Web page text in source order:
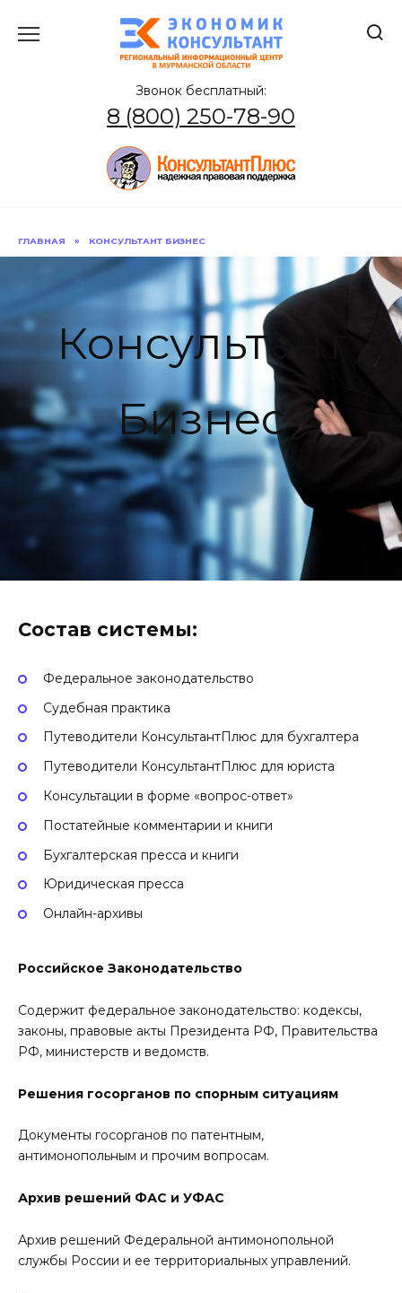
содержанию
Звонок бесплатный:
8 (800) 250-78-90
ГЛАВНАЯ » КОНСУЛЬТАНТ БИЗНЕС
Консультант
Бизнес
Состав системы:
Федеральное законодательство
Судебная практика
Путеводители КонсультантПлюс для бухгалтера
Путеводители КонсультантПлюс для юриста
Консультации в форме «вопрос-ответ»
Постатейные комментарии и книги
Бухгалтерская пресса и книги
Юридическая пресса
Онлайн-архивы
Российское Законодательство
Содержит федеральное законодательство: кодексы,
законы, правовые акты Президента РФ, Правительства
РФ, министерств и ведомств.
Решения госорганов по спорным ситуациям
Документы госорганов по патентным,
антимонопольным и прочим вопросам.
Архив решений ФАС и УФАС
Архив решений Федеральной антимонопольной
службы России и ее территориальных управлений.